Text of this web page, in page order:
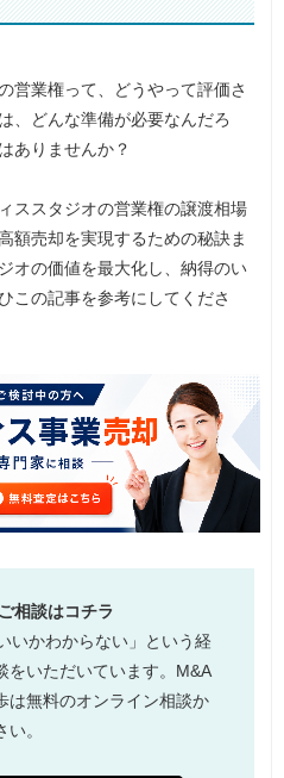
営業権って、どうやって評価さ
、どんな準備が必要なんだろ
ありませんか？
ススタジオの営業権の譲渡相場
額売却を実現するための秘訣ま
オの価値を最大化し、納得のい
この記事を参考にしてくださ
相談はコチラ
いかわからない」という経
をいただいています。M&A
は無料のオンライン相談か
。